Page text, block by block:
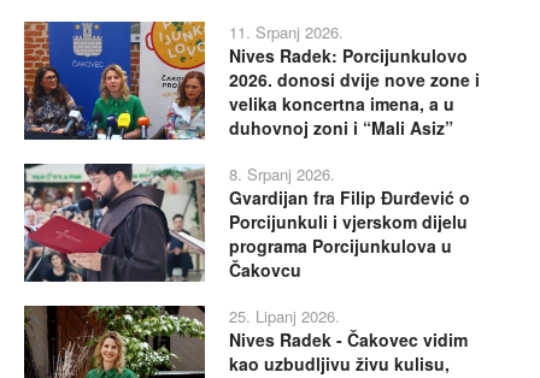
11. Srpanj 2026.
Nives Radek: Porcijunkulovo
2026. donosi dvije nove zone i
velika koncertna imena, a u
duhovnoj zoni i “Mali Asiz”
8. Srpanj 2026.
Gvardijan fra Filip Đurđević o
Porcijunkuli i vjerskom dijelu
programa Porcijunkulova u
Čakovcu
25. Lipanj 2026.
Nives Radek - Čakovec vidim
kao uzbudljivu živu kulisu,